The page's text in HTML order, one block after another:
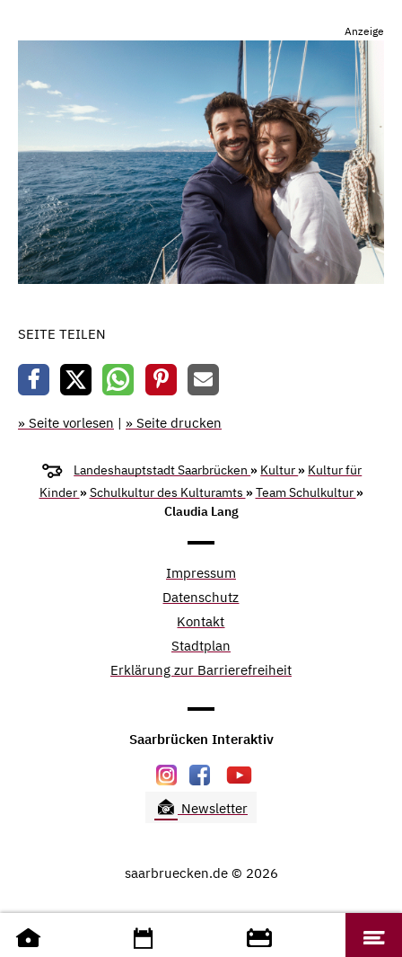
Anzeige
SEITE TEILEN
» Seite vorlesen | » Seite drucken
Landeshauptstadt Saarbrücken » Kultur » Kultur für
Kinder »Schulkultur des Kulturamts »Team Schulkultur »
Claudia Lang
Impressum
Datenschutz
Kontakt
Stadtplan
Erklärung zur Barrierefreiheit
Saarbrücken Interaktiv
Newsletter
saarbruecken.de © 2026